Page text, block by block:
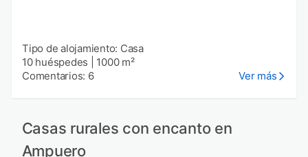
Tipo de alojamiento: Casa
10 huéspedes
1000 m²
Comentarios: 6
Ver más
Casas rurales con encanto en
Ampuero